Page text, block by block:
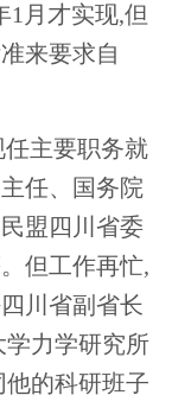
1月才实现,但
来要求自
主要职务就
任、国务院
盟四川省委
但工作再忙,
川省副省长
力学研究所
的科研班子